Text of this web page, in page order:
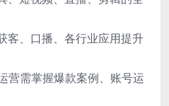
客、口播、各行业应用提升
营需掌握爆款案例、账号运